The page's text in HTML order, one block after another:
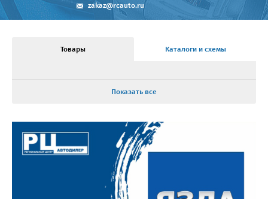
zakaz@rcauto.ru
Товары Каталоги и схемы
Показать все